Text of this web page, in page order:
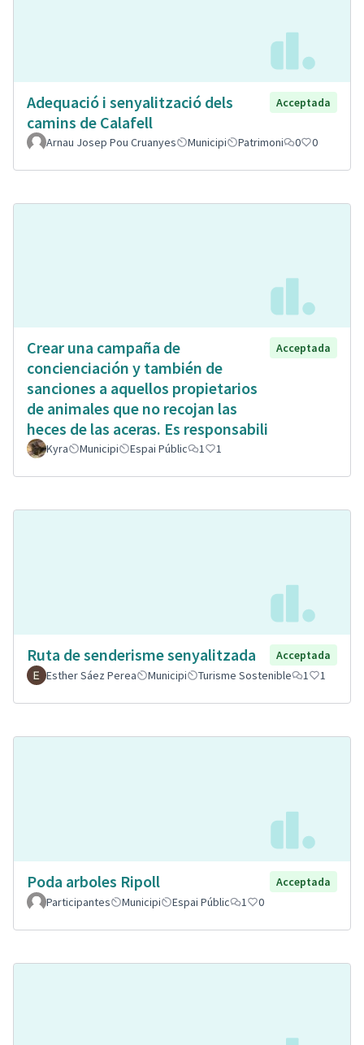
Adequació i senyalització dels
camins de Calafell
Acceptada
Arnau Josep Pou Cruanyes Municipi Patrimoni 0 0
Crear una campaña de
concienciación y también de
sanciones a aquellos propietarios
de animales que no recojan las
heces de las aceras. Es responsabili
Acceptada
Kyra Municipi Espai Públic 1 1
Ruta de senderisme senyalitzada
Acceptada
Esther Sáez Perea
Municipi Turisme Sostenible 1 1
Poda arboles Ripoll
Acceptada
Participantes
Municipi Espai Públic 1 0